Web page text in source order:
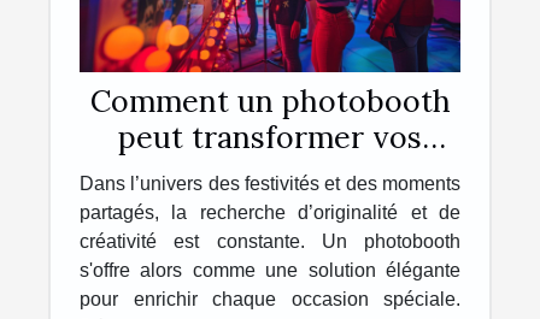
Comment un photobooth
peut transformer vos
événements en souvenirs
inoubliables
Dans l’univers des festivités et des moments
partagés, la recherche d’originalité et de
créativité est constante. Un photobooth
s'offre alors comme une solution élégante
pour enrichir chaque occasion spéciale.